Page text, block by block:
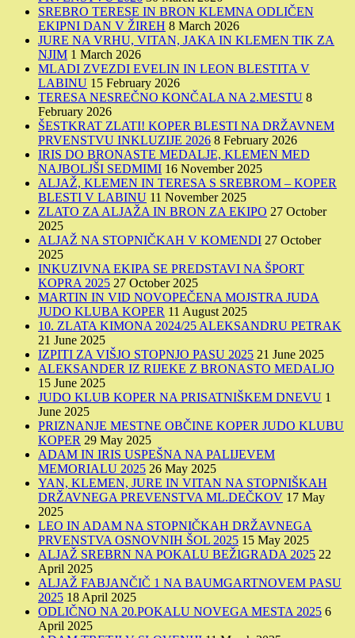
SREBRO TERESE IN BRON KLEMNA ODLIČEN
EKIPNI DAN V ŽIREH 8 March 2026
JURE NA VRHU, VITAN, JAKA IN KLEMEN TIK ZA
NJIM 1 March 2026
MLADI ZVEZDI EVELIN IN LEON BLESTITA V
LABINU 15 February 2026
TERESA NESREČNO KONČALA NA 2.MESTU 8
February 2026
ŠESTKRAT ZLATI! KOPER BLESTI NA DRŽAVNEM
PRVENSTVU INKLUZIJE 2026 8 February 2026
IRIS DO BRONASTE MEDALJE, KLEMEN MED
NAJBOLJŠI SEDMIMI 16 November 2025
ALJAŽ, KLEMEN IN TERESA S SREBROM – KOPER
BLESTI V LABINU 11 November 2025
ZLATO ZA ALJAŽA IN BRON ZA EKIPO 27 October
2025
ALJAŽ NA STOPNIČKAH V KOMENDI 27 October
2025
INKUZIVNA EKIPA SE PREDSTAVI NA ŠPORT
KOPRA 2025 27 October 2025
MARTIN IN VID NOVOPEČENA MOJSTRA JUDA
JUDO KLUBA KOPER 11 August 2025
10. ZLATA KIMONA 2024/25 ALEKSANDRU PETRAK
21 June 2025
IZPITI ZA VIŠJO STOPNJO PASU 2025 21 June 2025
ALEKSANDER IZ RIJEKE Z BRONASTO MEDALJO
15 June 2025
JUDO KLUB KOPER NA PRISATNIŠKEM DNEVU 1
June 2025
PRIZNANJE MESTNE OBČINE KOPER JUDO KLUBU
KOPER 29 May 2025
ADAM IN IRIS USPEŠNA NA PALIJEVEM
MEMORIALU 2025 26 May 2025
YAN, KLEMEN, JURE IN VITAN NA STOPNIŠKAH
DRŽAVNEGA PREVENSTVA ML.DEČKOV 17 May
2025
LEO IN ADAM NA STOPNIČKAH DRŽAVNEGA
PRVENSTVA OSNOVNIH ŠOL 2025 15 May 2025
ALJAŽ SREBRN NA POKALU BEŽIGRADA 2025 22
April 2025
ALJAŽ FABJANČIČ 1 NA BAUMGARTNOVEM PASU
2025 18 April 2025
ODLIČNO NA 20.POKALU NOVEGA MESTA 2025 6
April 2025